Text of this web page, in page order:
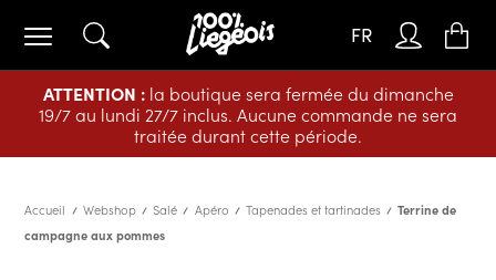
ATTENTION :la boutique sera fermée du dimanche
19/7 au lundi 27/7 inclus. Aucune commande ne sera
traitée durant cette période.
FR
Accueil Webshop Salé Apéro Tapenades et tartinades
Terrine de
campagne aux pommes